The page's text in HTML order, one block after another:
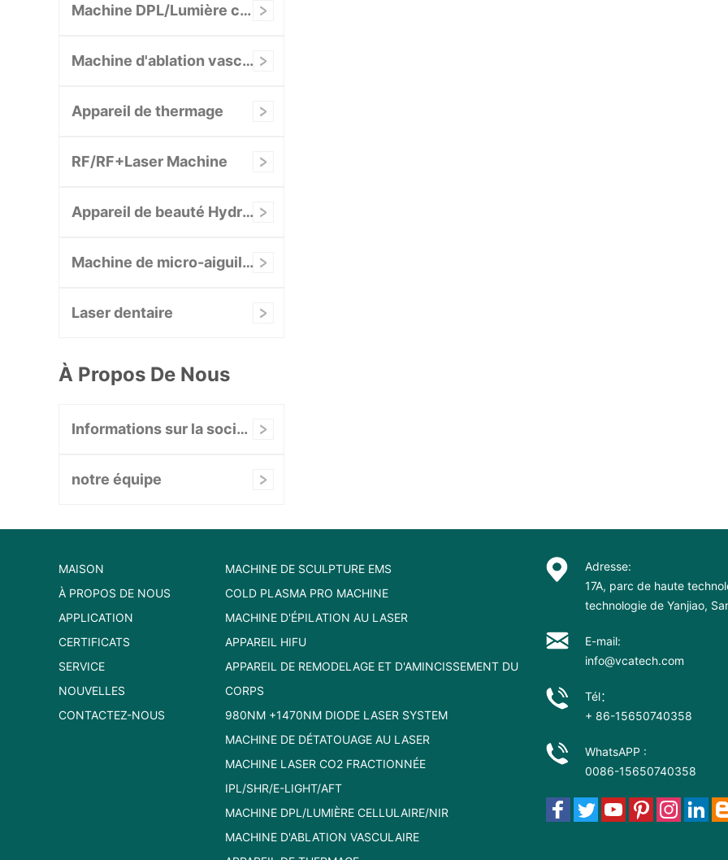
Machine DPL/Lumière cellulaire/NIR
Machine d'ablation vasculaire
Appareil de thermage
RF/RF+Laser Machine
Appareil de beauté Hydrafacial
Machine de micro-aiguilletage RF
Laser dentaire
À Propos De Nous
Informations sur la société
notre équipe
MAISON
À PROPOS DE NOUS
APPLICATION
CERTIFICATS
SERVICE
NOUVELLES
CONTACTEZ-NOUS
MACHINE DE SCULPTURE EMS
COLD PLASMA PRO MACHINE
MACHINE D'ÉPILATION AU LASER
APPAREIL HIFU
APPAREIL DE REMODELAGE ET D'AMINCISSEMENT DU
CORPS
980NM +1470NM DIODE LASER SYSTEM
MACHINE DE DÉTATOUAGE AU LASER
MACHINE LASER CO2 FRACTIONNÉE
IPL/SHR/E-LIGHT/AFT
MACHINE DPL/LUMIÈRE CELLULAIRE/NIR
MACHINE D'ABLATION VASCULAIRE
Adresse:
17A, parc de haute
technologie de Yanjiao,
E-mail:
info@vcatech.com
Tél：
+ 86-15650740358
WhatsAPP :
0086-15650740358